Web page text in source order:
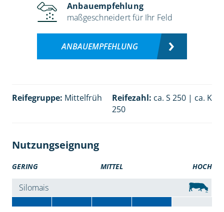
Anbauempfehlung
maßgeschneidert für Ihr Feld
ANBAUEMPFEHLUNG
Reifegruppe: Mittelfrüh Reifezahl: ca. S 250 | ca. K
250
Nutzungseignung
GERING MITTEL HOCH
Silomais